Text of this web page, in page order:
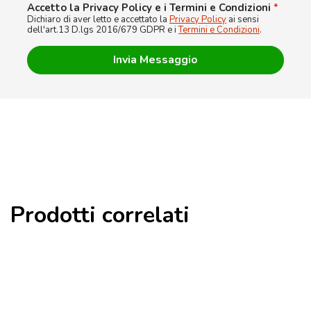
Accetto la Privacy Policy e i Termini e Condizioni *
Dichiaro di aver letto e accettato la Privacy Policy ai sensi
dell'art.13 D.lgs 2016/679 GDPR e iTermini e Condizioni.
Prodotti correlati